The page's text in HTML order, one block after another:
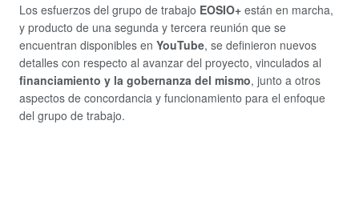
Los esfuerzos del grupo de trabajo EOSIO+ están en marcha,
y producto de una segunda y tercera reunión que se
encuentran disponibles en YouTube, se definieron nuevos
detalles con respecto al avanzar del proyecto, vinculados al
financiamiento y la gobernanza del mismo, junto a otros
aspectos de concordancia y funcionamiento para el enfoque
del grupo de trabajo.